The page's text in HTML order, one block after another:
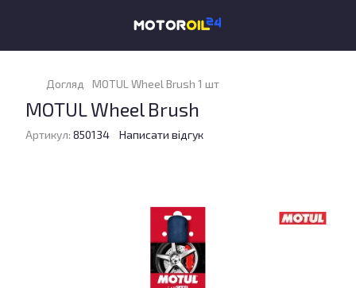
Догляд MOTUL Wheel Brush 1 шт
MOTUL Wheel Brush
Артикул: 850134 Написати відгук